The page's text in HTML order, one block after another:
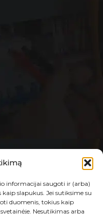
informacijai saugoti ir (arba)
slapukus. Jei sutiksime su
duomenis, tokius kaip
Nesutikimas arba